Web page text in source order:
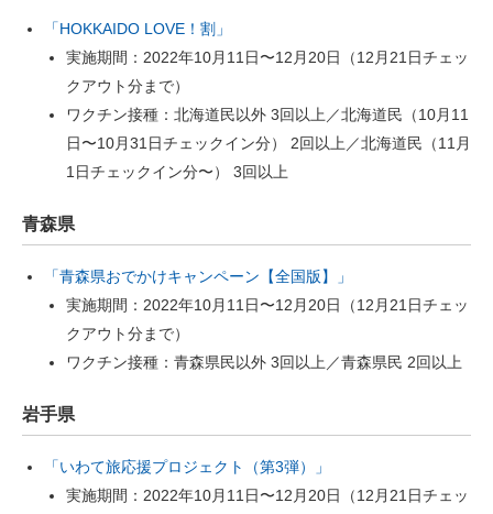
ちょっと気になるネットの話題
「HOKKAIDO LOVE！割」
実施期間：2022年10月11日〜12月20日（12月21日チェッ
クアウト分まで）
ワクチン接種：北海道民以外 3回以上／北海道民（10月11
日〜10月31日チェックイン分） 2回以上／北海道民（11月
1日チェックイン分〜） 3回以上
青森県
「青森県おでかけキャンペーン【全国版】」
実施期間：2022年10月11日〜12月20日（12月21日チェッ
クアウト分まで）
ワクチン接種：青森県民以外 3回以上／青森県民 2回以上
岩手県
「いわて旅応援プロジェクト（第3弾）」
実施期間：2022年10月11日〜12月20日（12月21日チェッ